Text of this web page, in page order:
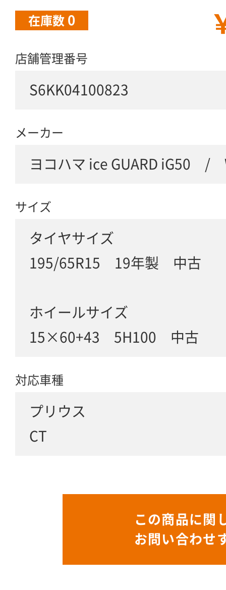
在庫数 0
店舗管理番号
S6KK04100823
メーカー
ヨコハマ ice GUARD iG50 /
サイズ
タイヤサイズ
195/65R15 19年製 中古
ホイールサイズ
15×60+43 5H100 中古
対応車種
プリウス
CT
この商品に関
お問い合わせ